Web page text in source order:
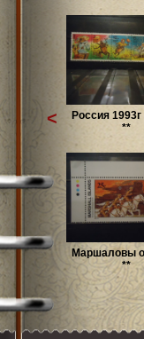
Россия 1993г
**
Маршаловы
**
<